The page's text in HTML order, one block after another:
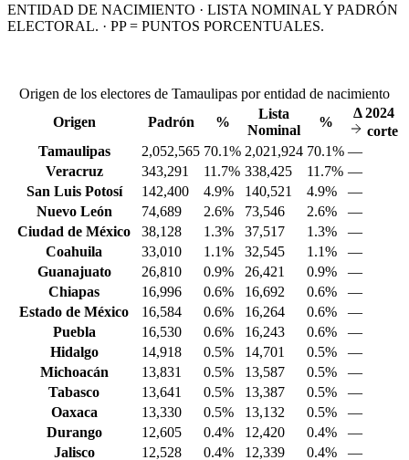
ENTIDAD DE NACIMIENTO · LISTA NOMINAL Y PADRÓN
ELECTORAL. · PP = PUNTOS PORCENTUALES.
Origen de los electores de Tamaulipas por entidad de nacimiento
Origen
Padrón %
Lista
Nominal
%
Δ2024
corte
Tamaulipas
2,052,565 70.1% 2,021,924 70.1% —
Veracruz
343,291 11.7% 338,425 11.7% —
San Luis Potosí
142,400 4.9% 140,521 4.9%
—
Nuevo León
74,689 2.6% 73,546 2.6%
—
Ciudad de México
38,128 1.3% 37,517 1.3%
—
Coahuila
33,010 1.1% 32,545 1.1%
—
Guanajuato
26,810 0.9% 26,421 0.9%
—
Chiapas
16,996 0.6% 16,692 0.6%
—
Estado de México
16,584 0.6% 16,264 0.6%
—
Puebla
16,530 0.6% 16,243 0.6%
—
Hidalgo
14,918 0.5% 14,701 0.5%
—
Michoacán
13,831 0.5% 13,587 0.5%
—
Tabasco
13,641 0.5% 13,387 0.5%
—
Oaxaca
13,330 0.5% 13,132 0.5%
—
Durango
12,605 0.4% 12,420 0.4%
—
Jalisco
12,528 0.4% 12,339 0.4%
—